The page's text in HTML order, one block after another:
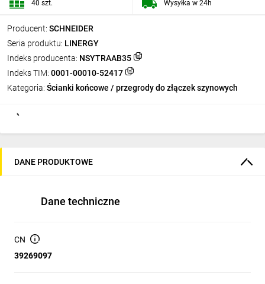
Producent: SCHNEIDER
Seria produktu: LINERGY
Indeks producenta: NSYTRAAB35
Indeks TIM: 0001-00010-52417
Kategoria: Ścianki końcowe / przegrody do złączek szynowych
40 szt. Wysyłka w 24h
DANE PRODUKTOWE
Dane techniczne
CN
39269097